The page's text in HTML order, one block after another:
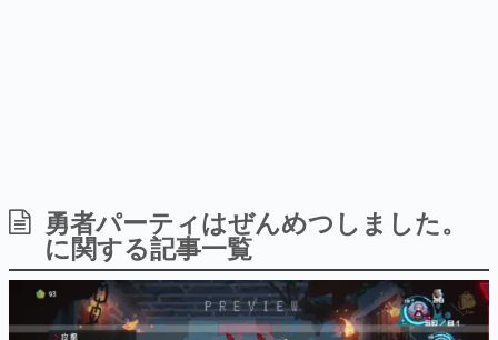
日本のコンテンツ産業やカルチャーに与えた影響を探る企
画です。
日本モバイルゲーム産業史
日本のモバイルゲーム史における主要なトピック・タイト
ルを網羅するほか、開発者へのインタビューや識者による
解説を掲載。約20年の歴史が一望できる決定版！
勇者パーティはぜんめつしました。
に関する記事一覧